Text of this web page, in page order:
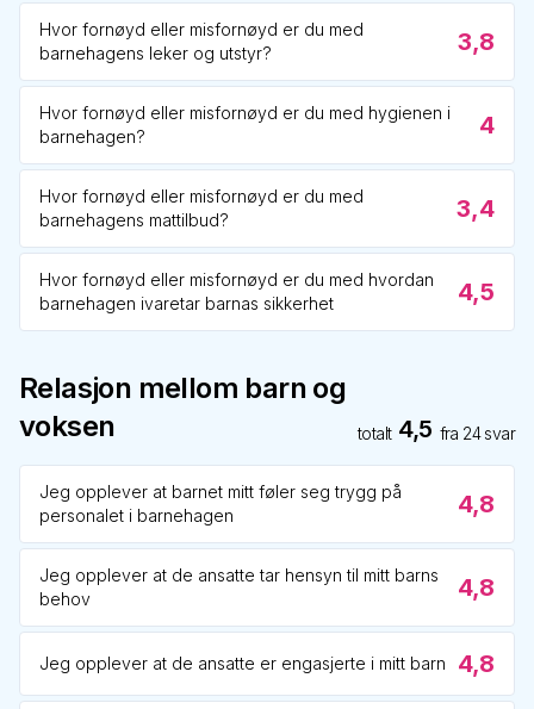
Hvor fornøyd eller misfornøyd er du med
barnehagens leker og utstyr?
3,8
Hvor fornøyd eller misfornøyd er du med hygienen i
barnehagen?
4
Hvor fornøyd eller misfornøyd er du med
barnehagens mattilbud?
3,4
Hvor fornøyd eller misfornøyd er du med hvordan
barnehagen ivaretar barnas sikkerhet
4,5
Relasjon mellom barn og
voksen
totalt 4,5 fra 24svar
Jeg opplever at barnet mitt føler seg trygg på
personalet i barnehagen
4,8
Jeg opplever at de ansatte tar hensyn til mitt barns
behov
4,8
Jeg opplever at de ansatte er engasjerte i mitt barn 4,8